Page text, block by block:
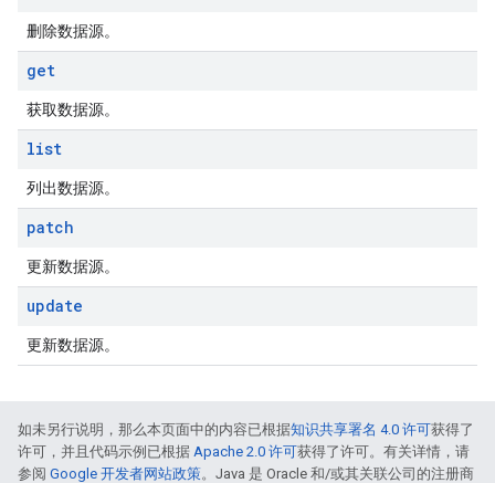
删除数据源。
get
获取数据源。
list
列出数据源。
patch
更新数据源。
update
更新数据源。
如未另行说明，那么本页面中的内容已根据知识共享署名 4.0 许可获得了
许可，并且代码示例已根据 Apache 2.0 许可获得了许可。有关详情，请
参阅 Google 开发者网站政策。Java 是 Oracle 和/或其关联公司的注册商